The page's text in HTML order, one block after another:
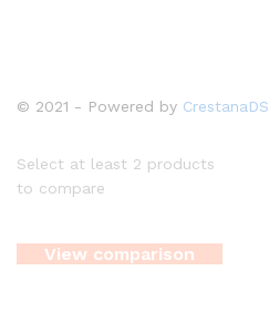
© 2021 - Powered by CrestanaDS
Select at least 2 products
to compare
View comparison